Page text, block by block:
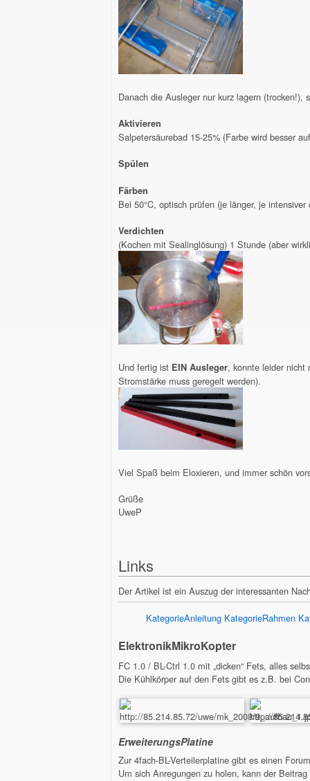
Danach die Ausleger nur kurz lagern
Aktivieren
Salpetersäurebad 15-25% (Farbe wird besser
Spülen
Färben
Bei 50°C, optisch prüfen (je länger, je intensiver
Verdichten
(Kochen mit Sealinglösung) 1 Stunde (aber
Und fertig ist EIN Ausleger, konnte leider nicht
Stromstärke muss geregelt werden).
Viel Spaß beim Eloxieren, und immer schön
Grüße
UweP
Links
Der Artikel ist ein Auszug der interessanten
KategorieAnleitung KategorieRahmen
ElektronikMikroKopter
FC 1.0 / BL-Ctrl 1.0 mit „dicken“ Fets, alles
Die Kühlkörper auf den Fets gibt es z.B. bei
ErweiterungsPlatine
Zur 4fach-BL-Verteilerplatine gibt es einen
Um sich Anregungen zu holen, kann der